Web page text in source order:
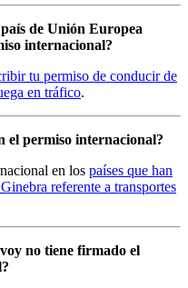
de Unión Europea
internacional?
tu permiso de conducir de
en tráfico.
el permiso internacional?
en los países que han
referente a transportes
no tiene firmado el